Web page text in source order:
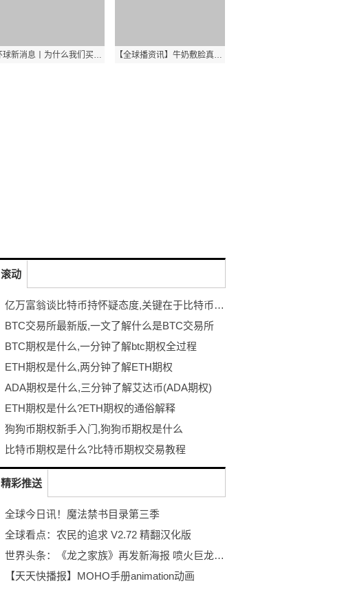
环球新消息丨为什么我们买到的腰果一般是没有壳的？ 【全球播资讯】牛奶敷脸真的可以美白吗？
滚动
亿万富翁谈比特币持怀疑态度,关键在于比特币期权.
BTC交易所最新版,一文了解什么是BTC交易所
BTC期权是什么,一分钟了解btc期权全过程
ETH期权是什么,两分钟了解ETH期权
ADA期权是什么,三分钟了解艾达币(ADA期权)
ETH期权是什么?ETH期权的通俗解释
狗狗币期权新手入门,狗狗币期权是什么
比特币期权是什么?比特币期权交易教程
精彩推送
全球今日讯！魔法禁书目录第三季
全球看点：农民的追求 V2.72 精翻汉化版
世界头条：《龙之家族》再发新海报 喷火巨龙成为绝对主角
【天天快播报】MOHO手册animation动画